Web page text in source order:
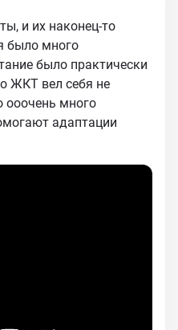
и их наконец-то
было много
было практически
ЖКТ вел себя не
ооочень много
адаптации